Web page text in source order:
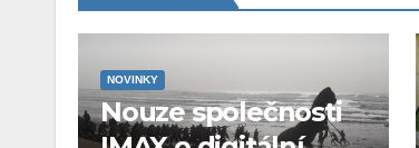
NOVINKY
Nouze společnosti